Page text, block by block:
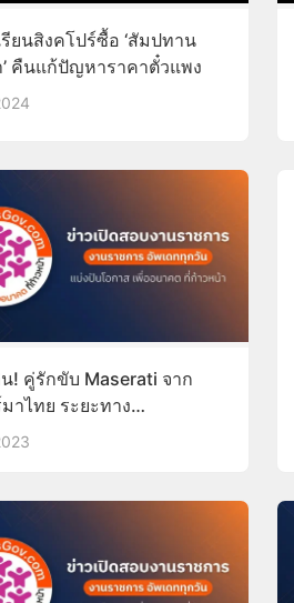
ยนสิงคโปร์ซื้อ ‘สัมปทาน
คืนแก้ปัญหาราคาตั๋วแพง
! คู่รักขับ Maserati จาก
าไทย ระยะทาง
กม. ใช้เวลาวางแผนมา